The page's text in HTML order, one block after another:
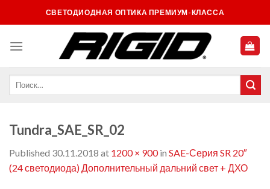
to
СВЕТОДИОДНАЯ ОПТИКА ПРЕМИУМ-КЛАССА
Tundra_SAE_SR_02
Published 30.11.2018 at 1200 × 900in SAE-Серия SR 20″
(24 светодиода) Дополнительный дальний свет + ДХО